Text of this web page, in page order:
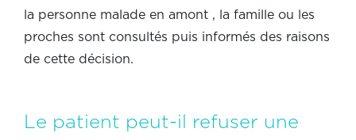
la personne malade en amont , la famille ou les
proches sont consultés puis informés des raisons
de cette décision.
Le patient peut-il refuser une